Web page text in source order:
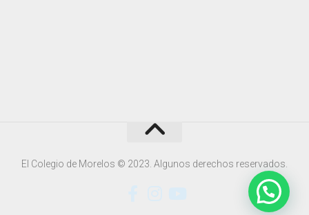
El Colegio de Morelos © 2023. Algunos derechos reservados.